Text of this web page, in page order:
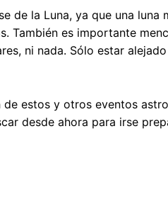
de la Luna, ya que una
También es importante
ni nada. Sólo estar
estos y otros eventos
desde ahora para irse